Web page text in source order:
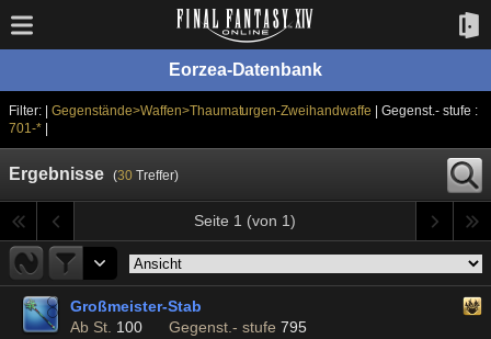
Eorzea-Datenbank
Filter: | Gegenstände>Waffen>Thaumaturgen-Zweihandwaffe
| Gegenst.- stufe :
701-*|
Ergebnisse (30Treffer)
Seite 1 (von 1)
Großmeister-Stab
Ab St. 100 Gegenst.- stufe 795